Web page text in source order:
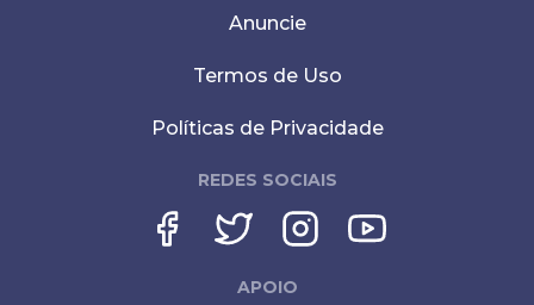
Anuncie
Termos de Uso
Políticas de Privacidade
REDES SOCIAIS
APOIO